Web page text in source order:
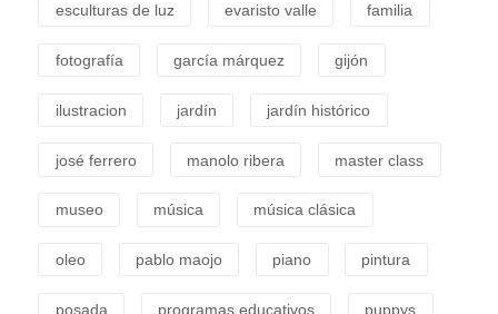
esculturas de luz evaristo valle familia
fotografía garcía márquez gijón
ilustracion jardín jardín histórico
josé ferrero manolo ribera master class
museo música música clásica
oleo pablo maojo piano pintura
posada programas educativos puppys